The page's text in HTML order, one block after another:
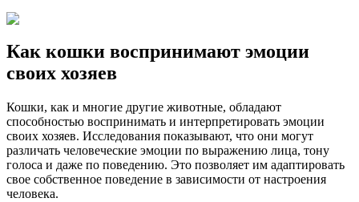
Как кошки воспринимают эмоции
своих хозяев
Кошки, как и многие другие животные, обладают
способностью воспринимать и интерпретировать эмоции
своих хозяев. Исследования показывают, что они могут
различать человеческие эмоции по выражению лица, тону
голоса и даже по поведению. Это позволяет им адаптировать
свое собственное поведение в зависимости от настроения
человека.